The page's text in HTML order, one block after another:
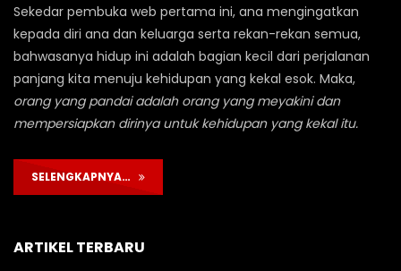
Sekedar pembuka web pertama ini, ana mengingatkan
kepada diri ana dan keluarga serta rekan-rekan semua,
bahwasanya hidup ini adalah bagian kecil dari perjalanan
panjang kita menuju kehidupan yang kekal esok. Maka,
orang yang pandai adalah orang yang meyakini dan
mempersiapkan dirinya untuk kehidupan yang kekal itu.
SELENGKAPNYA…
ARTIKEL TERBARU